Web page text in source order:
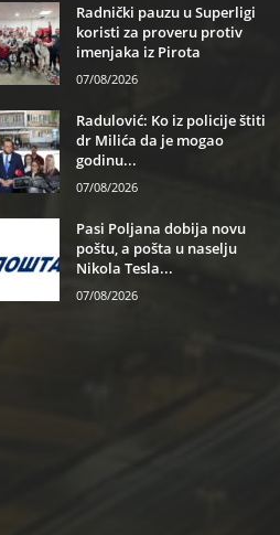
Radnički pauzu u Superligi
koristi za proveru protiv
imenjaka iz Pirota
07/08/2026
Radulović: Ko iz policije štiti
dr Milića da je mogao
godinu...
07/08/2026
Pasi Poljana dobija novu
poštu, a pošta u naselju
Nikola Tesla...
07/08/2026